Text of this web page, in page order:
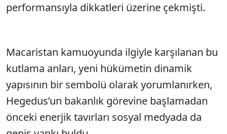
performansıyla dikkatleri üzerine çekmişti.
Macaristan kamuoyunda ilgiyle karşılanan bu
kutlama anları, yeni hükümetin dinamik
yapısının bir sembolü olarak yorumlanırken,
Hegedus’un bakanlık görevine başlamadan
önceki enerjik tavırları sosyal medyada da